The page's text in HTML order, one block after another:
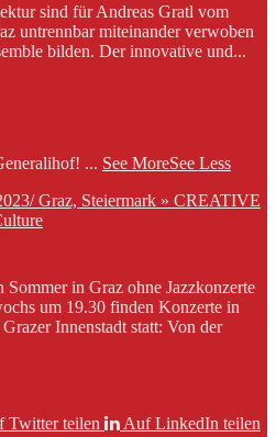
sind für Andreas Gratl vom
untrennbar miteinander verwoben
bilden. Der innovative und...
... See MoreSee Less
Graz, Steiermark » CREATIVE
in Graz ohne Jazzkonzerte
um 19.30 finden Konzerte in
Innenstadt statt: Von der
Twitter teilen
Auf LinkedIn teilen